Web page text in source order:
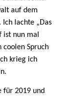
auf dem
lachte „Das
ist nun mal
Spruch
krieg ich
für 2019 und